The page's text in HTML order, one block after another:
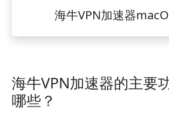
海牛VPN加速器
海牛VPN加速器的主要
哪些？